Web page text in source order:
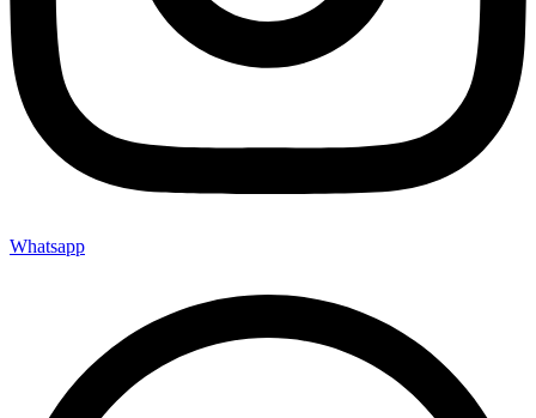
Whatsapp